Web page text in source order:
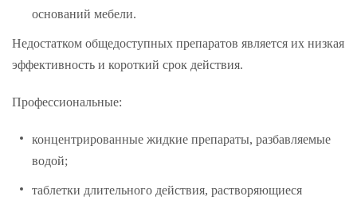
оснований мебели.
Недостатком общедоступных препаратов является их низкая
эффективность и короткий срок действия.
Профессиональные:
концентрированные жидкие препараты, разбавляемые
водой;
таблетки длительного действия, растворяющиеся